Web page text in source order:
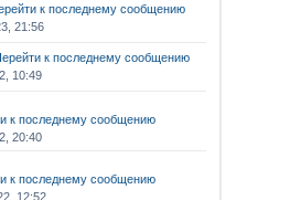
21:56
10:49
20:40
12:52